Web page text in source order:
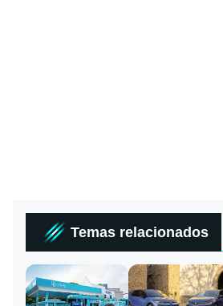
Temas relacionados